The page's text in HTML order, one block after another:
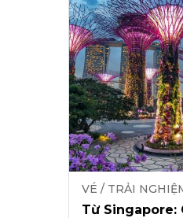
VÉ / TRẢI
Từ Singapore: